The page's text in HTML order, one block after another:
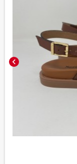
chevron_left